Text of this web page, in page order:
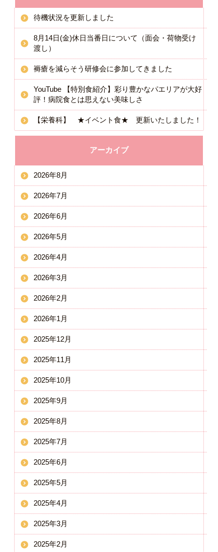
待機状況を更新しました
8月14日(金)休日当番日について（面会・荷物受け
渡し）
褥瘡を減らそう研修会に参加してきました
YouTube 【特別食紹介】彩り豊かなパエリアが大好
評！病院食とは思えない美味しさ
【栄養科】 ★イベント食★ 更新いたしました！
アーカイブ
2026年8月
2026年7月
2026年6月
2026年5月
2026年4月
2026年3月
2026年2月
2026年1月
2025年12月
2025年11月
2025年10月
2025年9月
2025年8月
2025年7月
2025年6月
2025年5月
2025年4月
2025年3月
2025年2月